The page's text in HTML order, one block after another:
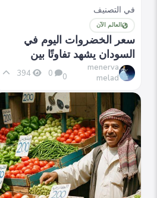
في التصنيف
العالم الآن
سعر الخضروات اليوم في
السودان يشهد تفاوتًا بين
المناطق
menerva
melad
394 0